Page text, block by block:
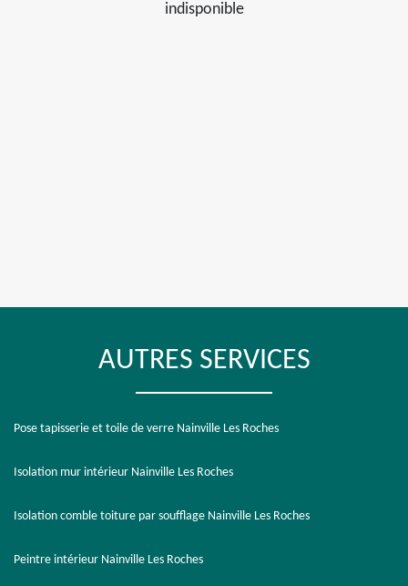
indisponible
AUTRES SERVICES
Pose tapisserie et toile de verre Nainville Les Roches
Isolation mur intérieur Nainville Les Roches
Isolation comble toiture par soufflage Nainville Les Roches
Peintre intérieur Nainville Les Roches